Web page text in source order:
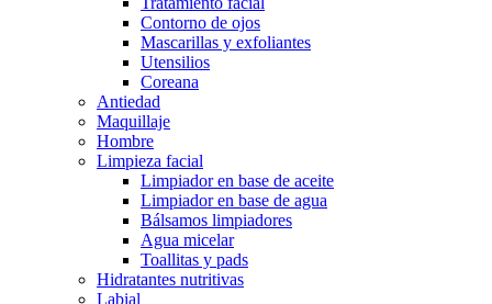
Contorno de ojos
Mascarillas y exfoliantes
Utensilios
Coreana
Antiedad
Maquillaje
Hombre
Limpieza facial
Limpiador en base de aceite
Limpiador en base de agua
Bálsamos limpiadores
Agua micelar
Toallitas y pads
Hidratantes nutritivas
Labial